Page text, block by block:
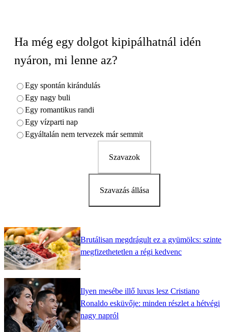
Ha még egy dolgot kipipálhatnál idén
nyáron, mi lenne az?
Egy spontán kirándulás
Egy nagy buli
Egy romantikus randi
Egy vízparti nap
Egyáltalán nem tervezek már semmit
Szavazok
Szavazás állása
Brutálisan megdrágult ez a gyümölcs: szinte
megfizethetetlen a régi kedvenc
Ilyen mesébe illő luxus lesz Cristiano
Ronaldo esküvője: minden részlet a hétvégi
nagy napról